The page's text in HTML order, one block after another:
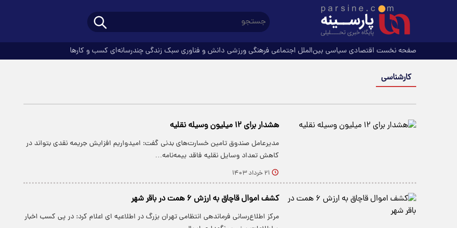
صفحه نخست اقتصادی سیاسی بین‌الملل اجتماعی فرهنگیورزشی دانش و فناوری سبک زندگیچندرسانه‌ای کسب و کارها
کارشناسی
هشدار برای ۱۲ میلیون وسیله نقلیه
مدیرعامل صندوق تامین خسارت‌های بدنی گفت: امیدواریم افزایش جریمه نقدی بتواند در
کاهش تعداد وسایل نقلیه فاقد بیمه‌نامه…
۲۱ خرداد ۱۴۰۳
کشف اموال قاچاق به ارزش ۶ همت در باقر شهر
مرکز اطلاع‌رسانی فرماندهی انتظامی تهران بزرگ در اطلاعیه ای اعلام کرد: در پی کسب اخبار